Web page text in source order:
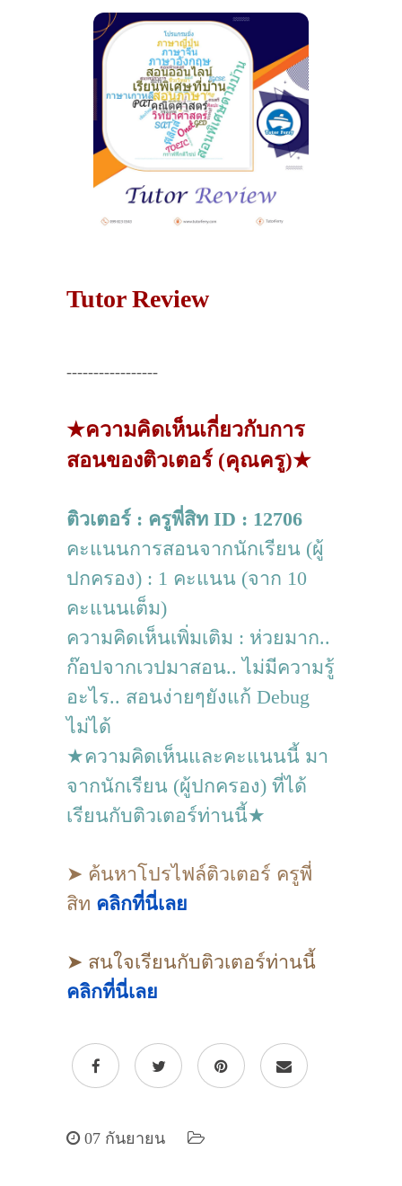
Tutor Review
-----------------
★ความคิดเห็นเกี่ยวกับการ
สอนของติวเตอร์ (คุณครู)★
ติวเตอร์ : ครูพี่สิท ID : 12706
คะแนนการสอนจากนักเรียน (ผู้
ปกครอง) : 1 คะแนน (จาก 10
คะแนนเต็ม)
ความคิดเห็นเพิ่มเติม : ห่วยมาก..
ก๊อปจากเวปมาสอน.. ไม่มีความรู้
อะไร.. สอนง่ายๆยังแก้ Debug
ไม่ได้
★ความคิดเห็นและคะแนนนี้ มา
จากนักเรียน (ผู้ปกครอง) ที่ได้
เรียนกับติวเตอร์ท่านนี้★
➤ ค้นหาโปรไฟล์ติวเตอร์ ครูพี่
สิท คลิกที่นี่เลย
➤ สนใจเรียนกับติวเตอร์ท่านนี้
คลิกที่นี่เลย
07 กันยายน